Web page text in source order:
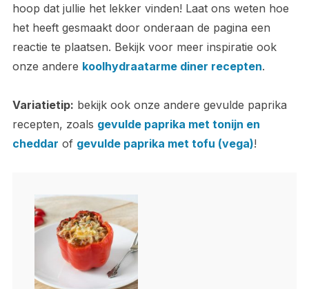
hoop dat jullie het lekker vinden! Laat ons weten hoe
het heeft gesmaakt door onderaan de pagina een
reactie te plaatsen. Bekijk voor meer inspiratie ook
onze andere koolhydraatarme diner recepten.
Variatietip: bekijk ook onze andere gevulde paprika
recepten, zoals gevulde paprika met tonijn en
cheddar of gevulde paprika met tofu (vega)!